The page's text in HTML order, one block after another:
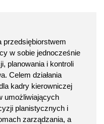
przedsiębiorstwem
w sobie jednocześnie
planowania i kontroli
Celem działania
kadry kierowniczej
umożliwiających
planistycznych i
zarządzania, a